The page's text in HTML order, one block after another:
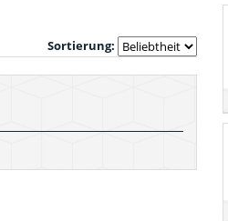
Sortierung: